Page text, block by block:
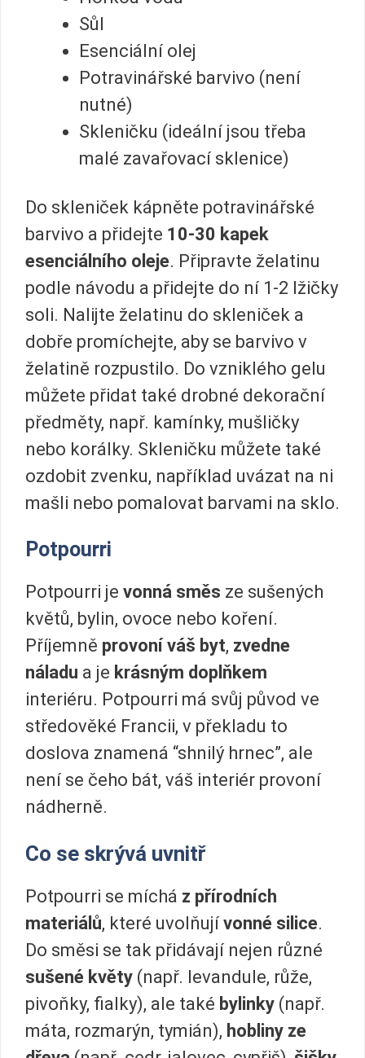
Sůl
Esenciální olej
Potravinářské barvivo (není
nutné)
Skleničku (ideální jsou třeba
malé zavařovací sklenice)
Do skleniček kápněte potravinářské
barvivo a přidejte 10-30 kapek
esenciálního oleje. Připravte želatinu
podle návodu a přidejte do ní 1-2 lžičky
soli. Nalijte želatinu do skleniček a
dobře promíchejte, aby se barvivo v
želatině rozpustilo. Do vzniklého gelu
můžete přidat také drobné dekorační
předměty, např. kamínky, mušličky
nebo korálky. Skleničku můžete také
ozdobit zvenku, například uvázat na ni
mašli nebo pomalovat barvami na sklo.
Potpourri
Potpourri je vonná směs ze sušených
květů, bylin, ovoce nebo koření.
Příjemně provoní váš byt, zvedne
náladu a je krásným doplňkem
interiéru. Potpourri má svůj původ ve
středověké Francii, v překladu to
doslova znamená “shnilý hrnec”, ale
není se čeho bát, váš interiér provoní
nádherně.
Co se skrývá uvnitř
Potpourri se míchá z přírodních
materiálů, které uvolňují vonné silice.
Do směsi se tak přidávají nejen různé
sušené květy (např. levandule, růže,
pivoňky, fialky), ale také bylinky (např.
máta, rozmarýn, tymián), hobliny ze